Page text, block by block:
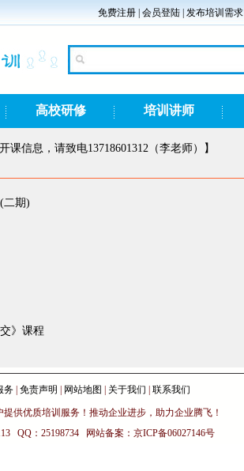
免费注册 会员登陆 发布培训需求
高校研修 培训讲师
课信息，请致电13718601312（李老师）】
二期)
》课程
务 免责声明 网站地图 关于我们 联系我们
供优质培训服务！推动企业进步，助力企业腾飞！
QQ：25198734 网站备案：京ICP备06027146号